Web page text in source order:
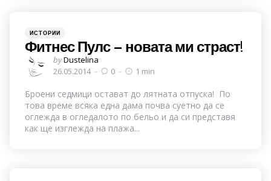
Categories
Posted
ИСТОРИИ
Фитнес Пулс – новата ми страст!
Posted
by
byDustelina
26.05.2014
0 1 min
Броени седмици остават до лятната отпуска! По
това време всяка една дама почва суетно да се
оглежда в огледалото по бельо и да си представя
как ще изглежда на плажа...